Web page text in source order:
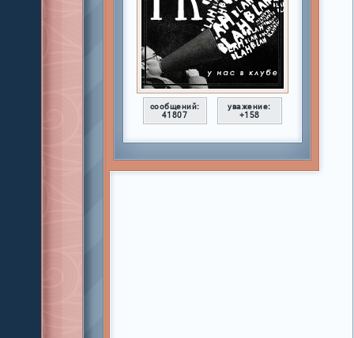
сообщений:
41807
уважение:
+158